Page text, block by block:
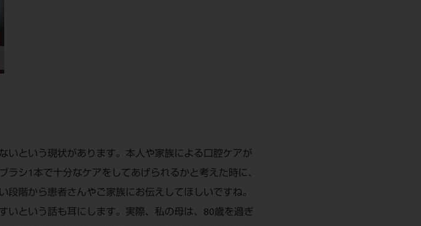
いという現状があります。本人や家族による口腔ケアが
ラシ1本で十分なケアをしてあげられるかと考えた時に、
階から患者さんやご家族にお伝えしてほしいですね。
いという話も耳にします。実際、私の母は、80歳を過ぎ